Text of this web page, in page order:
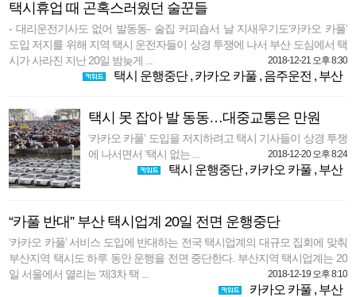
택시휴업 때 곤혹스러웠던 술꾼들
- 대리운전기사도 없어 발동동- 술집 커피숍서 날 지새우기도‘카카오 카풀’
도입 저지를 위해 지역 택시 운전자들이 상경 투쟁에 나서 부산 도심에서 택
시가 사라진 지난 20일 밤늦게 ...
2018-12-21 오후 8:30
택시 운행중단, 카카오 카풀, 음주운전 , 부산
택시 못 잡아 발 동동…대중교통은 만원
‘카카오 카풀’ 도입을 저지하려고 택시 기사들이 상경 투쟁
에 나서면서 ‘택시 없는 ...
2018-12-20 오후 8:24
택시 운행중단, 카카오 카풀, 부산
“카풀 반대” 부산 택시업계 20일 전면 운행중단
‘카카오 카풀’ 서비스 도입에 반대하는 전국 택시업계의 대규모 집회에 맞춰
부산지역 택시도 하루 동안 운행을 전면 중단한다. 부산지역 택시업계는 20
일 서울에서 열리는 ‘제3차 택 ...
2018-12-19 오후 8:10
카카오 카풀, 부산